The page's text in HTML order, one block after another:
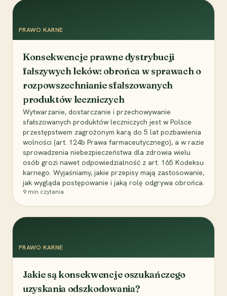
PRAWO KARNE
Konsekwencje prawne dystrybucji
fałszywych leków: obrońca w sprawach o
rozpowszechnianie sfałszowanych
produktów leczniczych
Wytwarzanie, dostarczanie i przechowywanie
sfałszowanych produktów leczniczych jest w Polsce
przestępstwem zagrożonym karą do 5 lat pozbawienia
wolności (art. 124b Prawa farmaceutycznego), a w razie
sprowadzenia niebezpieczeństwa dla zdrowia wielu
osób grozi nawet odpowiedzialność z art. 165 Kodeksu
karnego. Wyjaśniamy, jakie przepisy mają zastosowanie,
jak wygląda postępowanie i jaką rolę odgrywa obrońca.
9 min czytania
PRAWO KARNE
Jakie są konsekwencje oszukańczego
uzyskania odszkodowania?